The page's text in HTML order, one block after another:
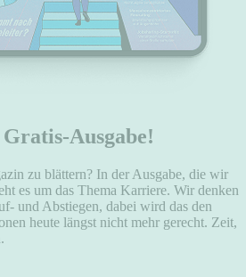
Ausgabe!
zu blättern? In der Ausgabe, die wir
es um das Thema Karriere. Wir denken
und Abstiegen, dabei wird das den
heute längst nicht mehr gerecht. Zeit,